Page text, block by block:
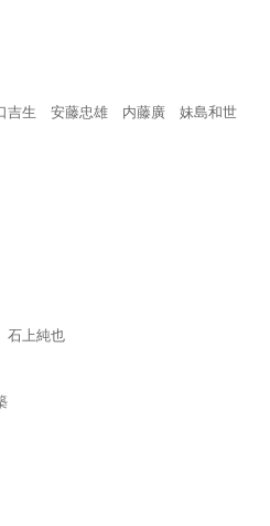
生 安藤忠雄 内藤廣 妹島和世
上純也